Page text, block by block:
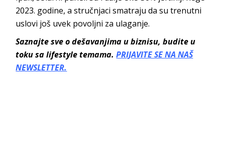
2023. godine, a stručnjaci smatraju da su trenutni
uslovi još uvek povoljni za ulaganje.
Saznajte sve o dešavanjima u biznisu, budite u
toku sa lifestyle temama. PRIJAVITE SE NA NAŠ
NEWSLETTER.